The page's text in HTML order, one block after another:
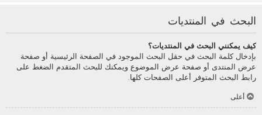
البحث في المنتديات
كيف يمكنني البحث في المنتديات؟
بإدخال كلمة البحث في حقل البحث الموجود في الصفحة الرئيسية أو صفحة
عرض المنتدى أو صفحة عرض الموضوع ويمكنك للبحث المتقدم الضغط على
رابط البحث المتوفر أعلى الصفحات كلها.
أعلى